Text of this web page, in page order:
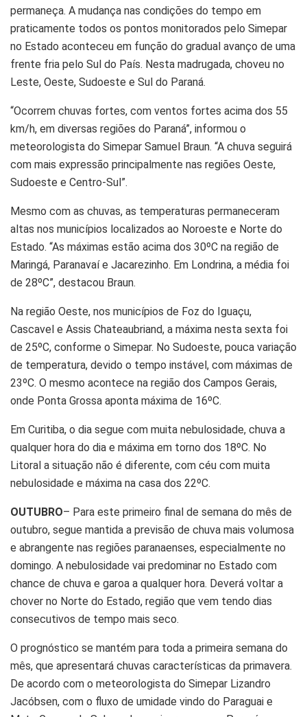
permaneça. A mudança nas condições do tempo em
praticamente todos os pontos monitorados pelo Simepar
no Estado aconteceu em função do gradual avanço de uma
frente fria pelo Sul do País. Nesta madrugada, choveu no
Leste, Oeste, Sudoeste e Sul do Paraná.
“Ocorrem chuvas fortes, com ventos fortes acima dos 55
km/h, em diversas regiões do Paraná”, informou o
meteorologista do Simepar Samuel Braun. “A chuva seguirá
com mais expressão principalmente nas regiões Oeste,
Sudoeste e Centro-Sul”.
Mesmo com as chuvas, as temperaturas permaneceram
altas nos municípios localizados ao Noroeste e Norte do
Estado. “As máximas estão acima dos 30ºC na região de
Maringá, Paranavaí e Jacarezinho. Em Londrina, a média foi
de 28ºC”, destacou Braun.
Na região Oeste, nos municípios de Foz do Iguaçu,
Cascavel e Assis Chateaubriand, a máxima nesta sexta foi
de 25ºC, conforme o Simepar. No Sudoeste, pouca variação
de temperatura, devido o tempo instável, com máximas de
23ºC. O mesmo acontece na região dos Campos Gerais,
onde Ponta Grossa aponta máxima de 16ºC.
Em Curitiba, o dia segue com muita nebulosidade, chuva a
qualquer hora do dia e máxima em torno dos 18ºC. No
Litoral a situação não é diferente, com céu com muita
nebulosidade e máxima na casa dos 22ºC.
OUTUBRO– Para este primeiro final de semana do mês de
outubro, segue mantida a previsão de chuva mais volumosa
e abrangente nas regiões paranaenses, especialmente no
domingo. A nebulosidade vai predominar no Estado com
chance de chuva e garoa a qualquer hora. Deverá voltar a
chover no Norte do Estado, região que vem tendo dias
consecutivos de tempo mais seco.
O prognóstico se mantém para toda a primeira semana do
mês, que apresentará chuvas características da primavera.
De acordo com o meteorologista do Simepar Lizandro
Jacóbsen, com o fluxo de umidade vindo do Paraguai e